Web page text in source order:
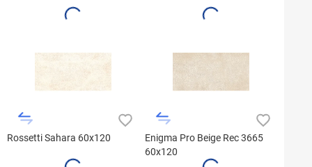
Rossetti Sahara 60x120
Enigma Pro Beige Rec 3665
60x120